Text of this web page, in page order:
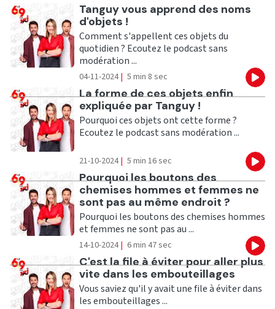
Ecouter
Tanguy vous apprend des noms
d'objets !
Comment s'appellent ces objets du
quotidien ? Ecoutez le podcast sans
modération ...
04-11-2024 | 5 min 8 sec
Ecouter
La forme de ces objets enfin
expliquée par Tanguy !
Pourquoi ces objets ont cette forme ?
Ecoutez le podcast sans modération ...
21-10-2024 | 5 min 16 sec
Ecouter
Pourquoi les boutons des
chemises hommes et femmes ne
sont pas au même endroit ?
Pourquoi les boutons des chemises hommes
et femmes ne sont pas au ...
14-10-2024 | 6 min 47 sec
Ecouter
C'est la file à éviter pour aller plus
vite dans les embouteillages
Vous saviez qu'il y avait une file à éviter dans
les embouteillages ...